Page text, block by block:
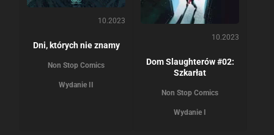
10.2023
Dni, których nie znamy
Non Stop Comics
Wydanie II
10.2023
Dom Slaughterów #02:
Szkarłat
Non Stop Comics
Wydanie I